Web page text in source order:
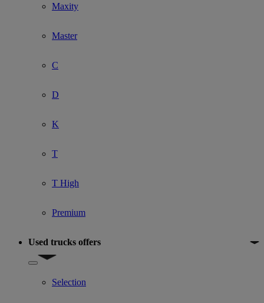
Maxity
Master
C
D
K
T
T High
Premium
Used trucks offers
Show submenu for Used trucks offers
Selection